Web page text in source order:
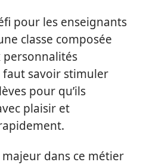
pour les enseignants
classe composée
personnalités
savoir stimuler
pour qu’ils
plaisir et
dans ce métier